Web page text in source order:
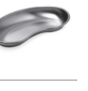
dimensioni
in base alla quantità
di
realizzati in acciaio inox,
di disinfezione e